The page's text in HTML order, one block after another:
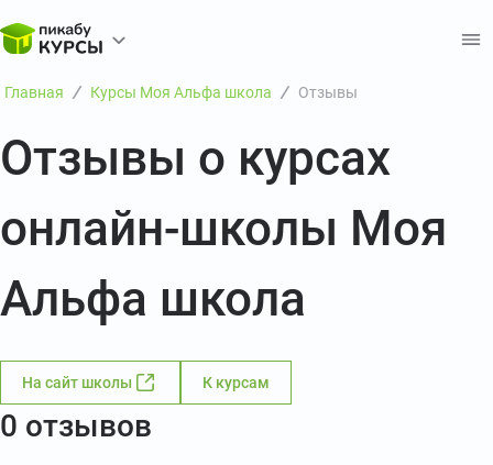
Главная Курсы Моя Альфа школа Отзывы
Отзывы о курсах
онлайн-школы Моя
Альфа школа
На сайт школы К курсам
0 отзывов